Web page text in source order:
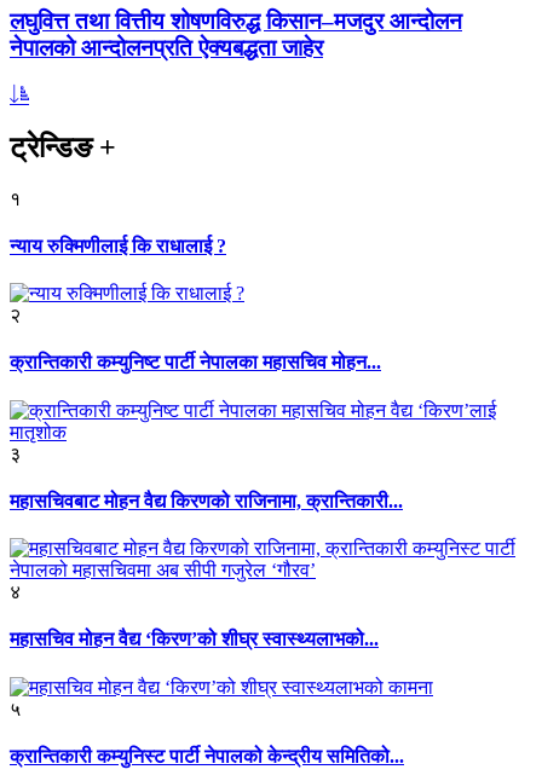
लघुवित्त तथा वित्तीय शोषणविरुद्ध किसान–मजदुर आन्दोलन
नेपालको आन्दोलनप्रति ऐक्यबद्धता जाहेर
ट्रेन्डिङ+
१
न्याय रुक्मिणीलाई कि राधालाई ?
२
क्रान्तिकारी कम्युनिष्ट पार्टी नेपालका महासचिव मोहन...
३
महासचिवबाट मोहन वैद्य किरणको राजिनामा, क्रान्तिकारी...
४
महासचिव मोहन वैद्य ‘किरण’को शीघ्र स्वास्थ्यलाभको...
५
क्रान्तिकारी कम्युनिस्ट पार्टी नेपालको केन्द्रीय समितिको...